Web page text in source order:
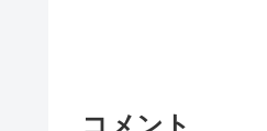
コメント